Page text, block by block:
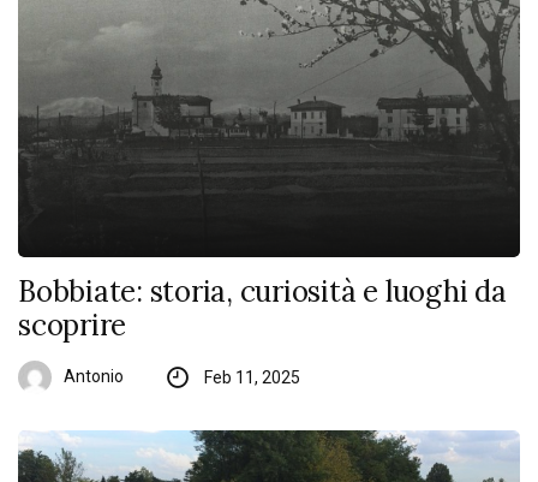
Bobbiate: storia, curiosità e luoghi da
scoprire
Antonio Feb 11, 2025